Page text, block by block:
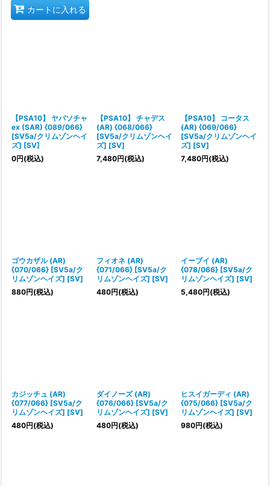
カートに入れる
【PSA10】 ヤバソチャ
ex (SAR) {089/066}
[SV5a/クリムゾンヘイ
ズ] [SV]
0円(税込)
【PSA10】 チャデス
(AR) {068/066}
[SV5a/クリムゾンヘイ
ズ] [SV]
7,480円(税込)
【PSA10】 コータス
(AR) {069/066}
[SV5a/クリムゾンヘイ
ズ] [SV]
7,480円(税込)
ゴウカザル (AR)
{070/066} [SV5a/ク
リムゾンヘイズ] [SV]
880円(税込)
フィオネ (AR)
{071/066} [SV5a/ク
リムゾンヘイズ] [SV]
480円(税込)
イーブイ (AR)
{078/066} [SV5a/ク
リムゾンヘイズ] [SV]
5,480円(税込)
カジッチュ (AR)
{077/066} [SV5a/ク
リムゾンヘイズ] [SV]
480円(税込)
ダイノーズ (AR)
{076/066} [SV5a/ク
リムゾンヘイズ] [SV]
480円(税込)
ヒスイガーディ (AR)
{075/066} [SV5a/ク
リムゾンヘイズ] [SV]
980円(税込)